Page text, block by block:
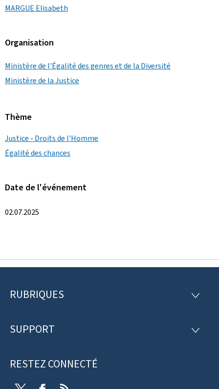
MARGUE Elisabeth
Organisation
Ministère de l'Égalité des genres et de la Diversité
Ministère de la Justice
Thème
Justice - Droits de l'Homme
Égalité des chances
Date de l'événement
02.07.2025
P
e
d
RUBRIQUES
R
R
SUPPORT
S
RESTEZ CONNECTÉ